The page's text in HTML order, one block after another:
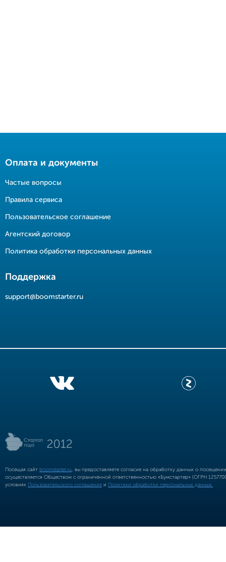
Оплата и документы
Частые вопросы
Правила сервиса
Пользовательское соглашение
Агентский договор
Политика обработки персональных данных
Поддержка
support@boomstarter.ru
Посещая сайт boomstarter.ru , вы предоставляете согласие на обработку данных о
осуществляется Обществом с ограниченной ответственностью «Бумстартер» (ОГРН
условиях Пользовательского соглашения и Политики обработки персональных данных.